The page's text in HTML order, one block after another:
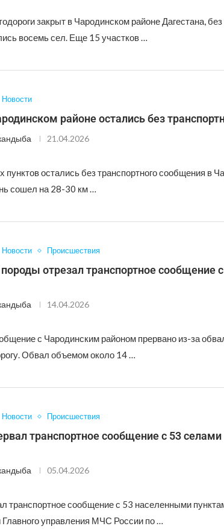
закрыт в Чародинском районе Дагестана, без
восемь сел. Еще 15 участков …
Новости
районе остались без
21.04.2026
остались без транспортного сообщения в
сошел на 28-30 км …
Новости Происшествия
отрезал транспортное сообщение
14.04.2026
с Чародинским районом прервано из-за
Обвал объемом около 14 …
Новости Происшествия
транспортное сообщение с 53 селами
05.04.2026
транспортное сообщение с 53 населенными
управления МЧС России по …